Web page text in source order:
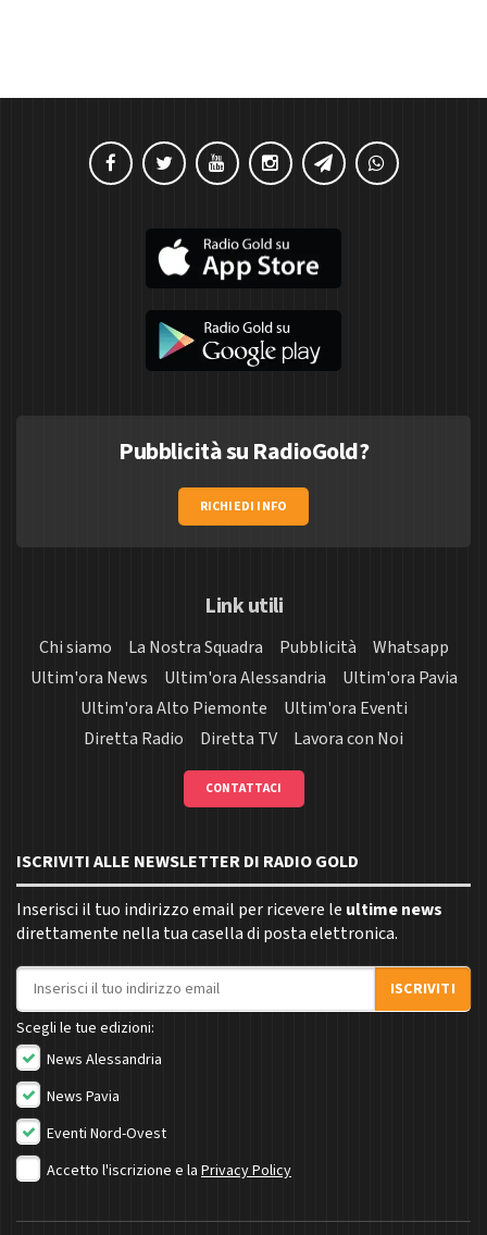
Pubblicità su RadioGold?
RICHIEDI INFO
Link utili
Chi siamo La Nostra Squadra Pubblicità
Whatsapp
Ultim'ora News
Ultim'ora Alessandria
Ultim'ora Pavia
Ultim'ora Alto Piemonte
Ultim'ora Eventi
Diretta Radio
Diretta TV Lavora con Noi
CONTATTACI
ISCRIVITI ALLE NEWSLETTER DI RADIO GOLD
Inserisci il tuo indirizzo email per ricevere le ultime news
direttamente nella tua casella di posta elettronica.
Indirizzo email
ISCRIVITI
Scegli le tue edizioni:
News Alessandria
News Pavia
Eventi Nord-Ovest
Accetto l'iscrizione e la Privacy Policy